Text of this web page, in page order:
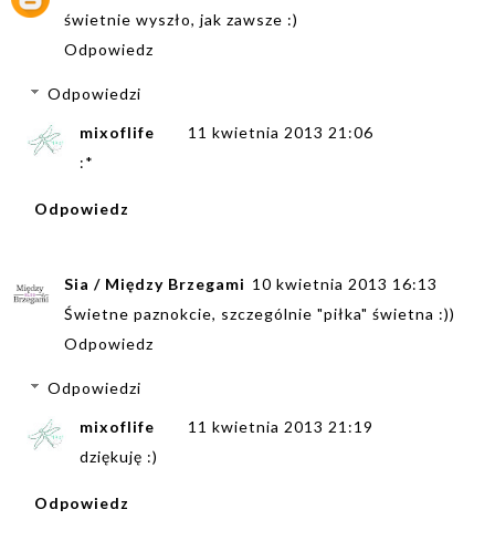
świetnie wyszło, jak zawsze :)
Odpowiedz
Odpowiedzi
mixoflife
11 kwietnia 2013 21:06
:*
Odpowiedz
Sia / Między Brzegami 10 kwietnia 2013 16:13
Świetne paznokcie, szczególnie "piłka" świetna :))
Odpowiedz
Odpowiedzi
mixoflife
11 kwietnia 2013 21:19
dziękuję :)
Odpowiedz